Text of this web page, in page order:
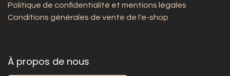
Politique de confidentialité et mentions légales
Conditions générales de vente de l'e-shop
À propos de nous